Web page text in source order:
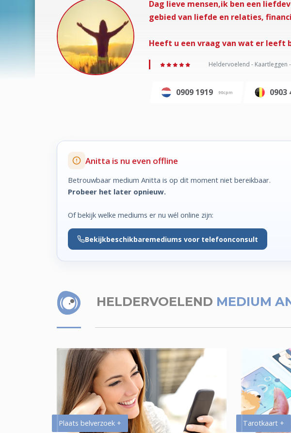
Dag lieve mensen,ik ben een
gebied van liefde en relaties,
Heeft u een vraag van wat er leeft
Heldervoelend - Kaartleggen
0909 1919 90cpm 0903
Anitta is nu even offline
Betrouwbaar medium Anitta is op dit moment niet bereikbaar.
Probeer het later opnieuw.
Of bekijk welke mediums er nu wél online zijn:
Bekijkbeschikbaremediums voor telefoonconsult
HELDERVOELEND MEDIUM
Plaats belverzoek + Tarotkaart +